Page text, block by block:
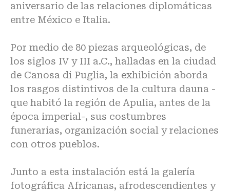
aniversario de las relaciones diplomáticas
entre México e Italia.
Por medio de 80 piezas arqueológicas, de
los siglos IV y III a.C., halladas en la ciudad
de Canosa di Puglia, la exhibición aborda
los rasgos distintivos de la cultura dauna -
que habitó la región de Apulia, antes de la
época imperial-, sus costumbres
funerarias, organización social y relaciones
con otros pueblos.
Junto a esta instalación está la galería
fotográfica Africanas, afrodescendientes y